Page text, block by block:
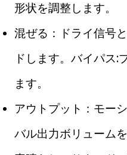
形状を調整します。
混ぜる：ドライ信号
ドします。バイパス:
ます。
アウトプット：モー
バル出力ボリューム